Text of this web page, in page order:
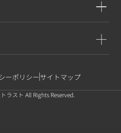
ーポリシーサイトマップ
ラスト All Rights Reserved.